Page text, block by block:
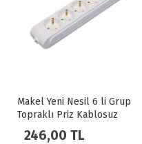
Makel Yeni Nesil 6 li Grup
Topraklı Priz Kablosuz
Klemensli
246,00 TL